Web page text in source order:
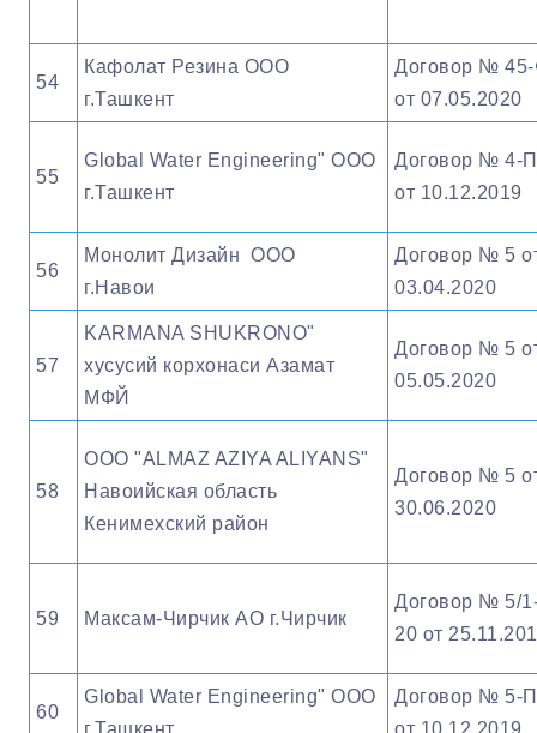
54
Кафолат Резина ООО
г.Ташкент
Договор №
от 07.05.2020
55
Global Water Engineering" OOO
г.Ташкент
Договор № 4-П
от 10.12.2019
56
Монолит Дизайн ООО
г.Навои
Договор № 5
03.04.2020
57
KARMANA SHUKRONO"
хусусий корхонаси Азамат
МФЙ
Договор № 5
05.05.2020
58
ООО "ALMAZ AZIYA ALIYANS"
Навоийская область
Кенимехский район
Договор № 5
30.06.2020
59 Максам-Чирчик АО г.Чирчик
Договор № 5/
20 от
60
Global Water Engineering" OOO
г.Ташкент
Договор № 5-П
от 10.12.2019